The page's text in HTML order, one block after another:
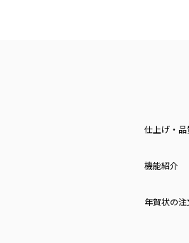
仕上げ・品
機能紹介
年賀状の